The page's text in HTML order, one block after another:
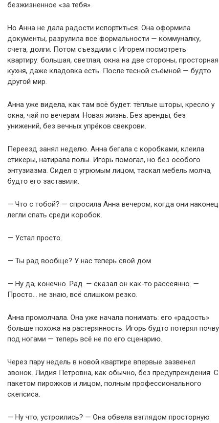
безжизненное «за тебя».
Но Анна не дала радости испортиться. Она оформила
документы, разрулила все формальности — коммуналку,
счета, долги. Потом съездили с Игорем посмотреть
квартиру: большая, светлая, окна на две стороны, просторная
кухня, даже кладовка есть. После тесной съёмной — будто
другой мир.
Анна уже видела, как там всё будет: тёплые шторы, кресло у
окна, чай по вечерам. Новая жизнь. Без аренды, без
унижений, без вечных упрёков свекрови.
Переезд занял неделю. Анна бегала с коробками, клеила
стикеры, натирала полы. Игорь помогал, но без особого
энтузиазма. Сидел с угрюмым лицом, таскал мебель молча,
будто его заставили.
— Что с тобой? — спросила Анна вечером, когда они наконец
легли спать среди коробок.
— Устал просто.
— Ты рад вообще? У нас теперь свой дом.
— Ну да, конечно. Рад. — сказал он как-то рассеянно. —
Просто… не знаю, всё слишком резко.
Анна промолчала. Она уже начала понимать: его «радость»
больше похожа на растерянность. Игорь будто потерял почву
под ногами — теперь всё не по его сценарию.
Через пару недель в новой квартире впервые зазвенел
звонок. Лидия Петровна, как обычно, без предупреждения. С
пакетом пирожков и лицом, полным профессионального
скепсиса.
— Ну что, устроились? — Она обвела взглядом просторную